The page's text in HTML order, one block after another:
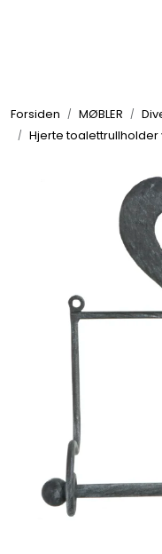
Forsiden MØBLER
Hjerte
UTEMILJØ
INTERIØR
KJØKKEN
MØBLER
GAVESETT